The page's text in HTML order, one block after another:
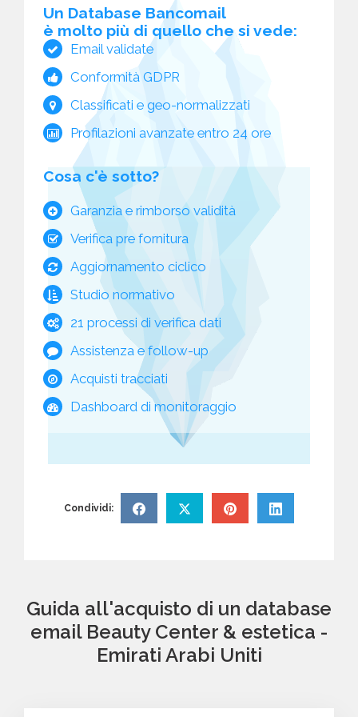
Un Database Bancomail
è molto più di quello che si vede:
Email validate
Conformità GDPR
Classificati e geo-normalizzati
Profilazioni avanzate entro 24 ore
Cosa c'è sotto?
Garanzia e rimborso validità
Verifica pre fornitura
Aggiornamento ciclico
Studio normativo
21 processi di verifica dati
Assistenza e follow-up
Acquisti tracciati
Dashboard di monitoraggio
Condividi:
Guida all'acquisto di un database
email Beauty Center & estetica -
Emirati Arabi Uniti